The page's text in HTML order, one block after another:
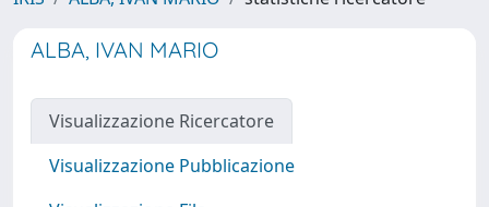
ALBA, IVAN MARIO
Visualizzazione Ricercatore
Visualizzazione Pubblicazione